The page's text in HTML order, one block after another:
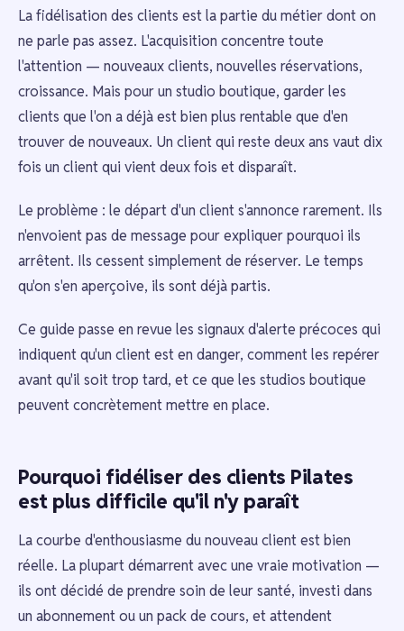
La fidélisation des clients est la partie du métier dont on
ne parle pas assez. L'acquisition concentre toute
l'attention — nouveaux clients, nouvelles réservations,
croissance. Mais pour un studio boutique, garder les
clients que l'on a déjà est bien plus rentable que d'en
trouver de nouveaux. Un client qui reste deux ans vaut dix
fois un client qui vient deux fois et disparaît.
Le problème : le départ d'un client s'annonce rarement. Ils
n'envoient pas de message pour expliquer pourquoi ils
arrêtent. Ils cessent simplement de réserver. Le temps
qu'on s'en aperçoive, ils sont déjà partis.
Ce guide passe en revue les signaux d'alerte précoces qui
indiquent qu'un client est en danger, comment les repérer
avant qu'il soit trop tard, et ce que les studios boutique
peuvent concrètement mettre en place.
Pourquoi fidéliser des clients Pilates
est plus difficile qu'il n'y paraît
La courbe d'enthousiasme du nouveau client est bien
réelle. La plupart démarrent avec une vraie motivation —
ils ont décidé de prendre soin de leur santé, investi dans
un abonnement ou un pack de cours, et attendent